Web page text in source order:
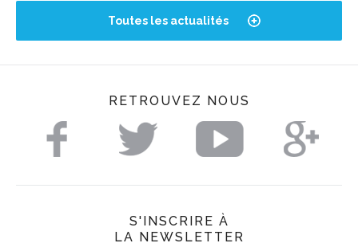
Toutes les actualités
RETROUVEZ NOUS
S'INSCRIRE À
LA NEWSLETTER